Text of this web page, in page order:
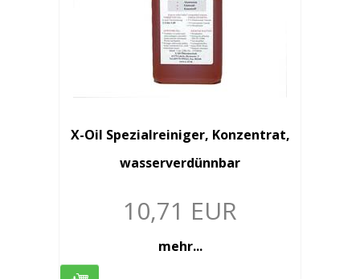
X-Oil Spezialreiniger, Konzentrat,
wasserverdünnbar
10,71 EUR
mehr...